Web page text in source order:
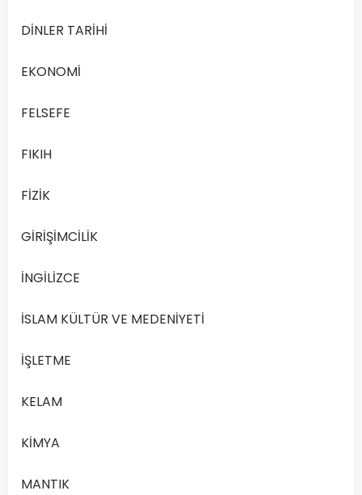
While
are
the
follow
instructions
the
-
-.
attendants
passes
DİNLER TARİHİ
EKONOMİ
FELSEFE
FIKIH
FİZİK
GİRİŞİMCİLİK
İNGİLİZCE
İSLAM KÜLTÜR VE MEDENİYETİ
İŞLETME
KELAM
KİMYA
MANTIK